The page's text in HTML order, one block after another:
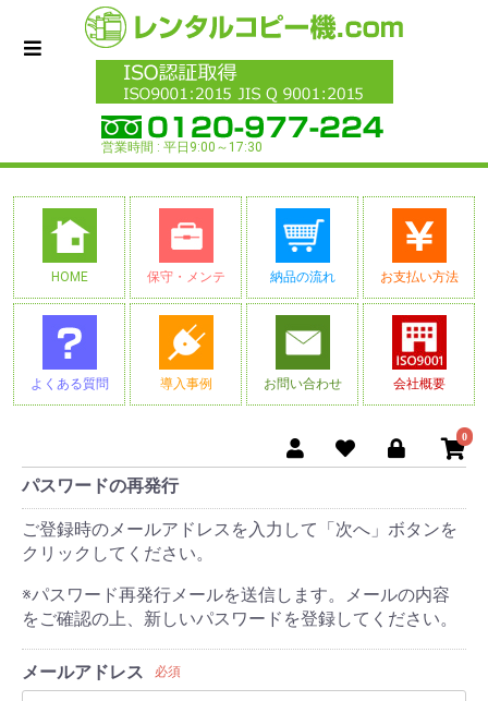
営業時間 : 平日9:00～17:30
HOME 保守・メンテ 納品の流れ お支払い方法
よくある質問 導入事例 お問い合わせ 会社概要
0
パスワードの再発行
ご登録時のメールアドレスを入力して「次へ」ボタンを
クリックしてください。
※パスワード再発行メールを送信します。メールの内容
をご確認の上、新しいパスワードを登録してください。
メールアドレス 必須